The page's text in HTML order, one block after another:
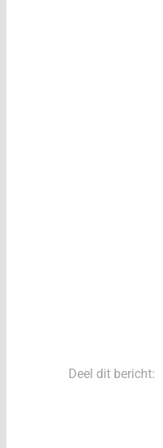
Deel dit bericht: